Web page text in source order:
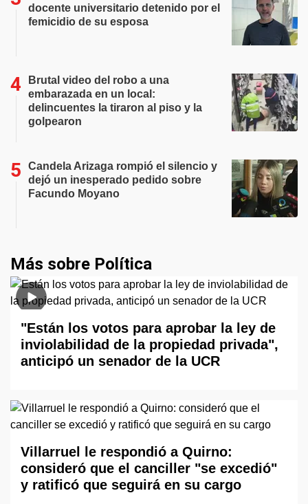
docente universitario detenido por el
femicidio de su esposa
Brutal video del robo a una
embarazada en un local:
delincuentes la tiraron al piso y la
golpearon
Candela Arizaga rompió el silencio y
dejó un inesperado pedido sobre
Facundo Moyano
Más sobre Política
"Están los votos para aprobar la ley de
inviolabilidad de la propiedad privada",
anticipó un senador de la UCR
Villarruel le respondió a Quirno:
consideró que el canciller "se excedió"
y ratificó que seguirá en su cargo